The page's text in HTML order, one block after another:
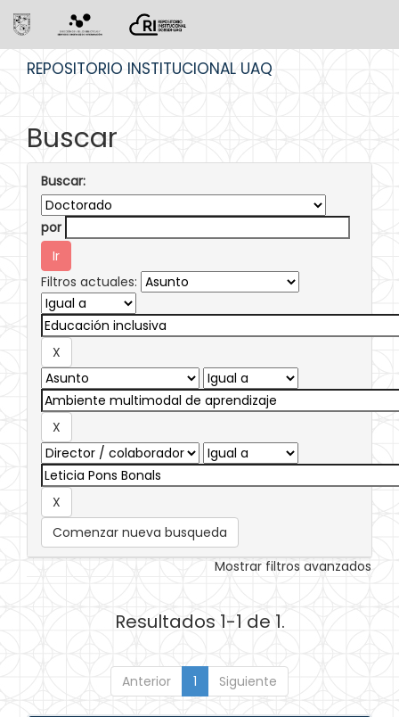
REPOSITORIO INSTITUCIONAL UAQ
Buscar
Buscar:
por
Filtros actuales:
Comenzar nueva busqueda
Mostrar filtros avanzados
Resultados 1-1 de 1.
Anterior 1 Siguiente